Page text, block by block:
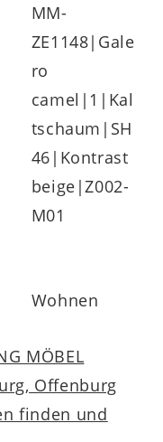
MM-
ZE1148|Gale
ro
camel|1|Kal
tschaum|SH
46|Kontrast
beige|Z002-
M01
Wohnen
MÖBEL
Offenburg
finden und